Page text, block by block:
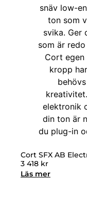
Cort SFX AB
3 418 kr
Läs mer